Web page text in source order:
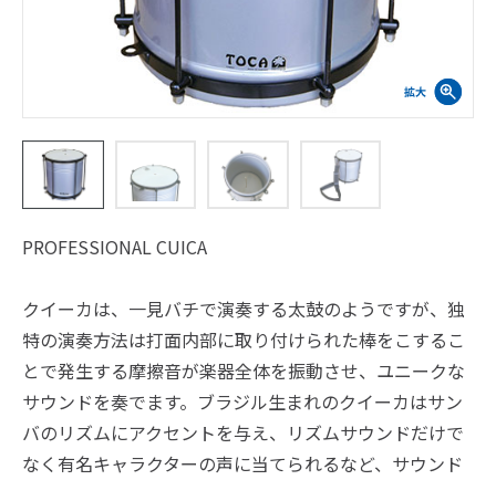
PROFESSIONAL CUICA
クイーカは、一見バチで演奏する太鼓のようですが、独
特の演奏方法は打面内部に取り付けられた棒をこするこ
とで発生する摩擦音が楽器全体を振動させ、ユニークな
サウンドを奏でます。ブラジル生まれのクイーカはサン
バのリズムにアクセントを与え、リズムサウンドだけで
なく有名キャラクターの声に当てられるなど、サウンド